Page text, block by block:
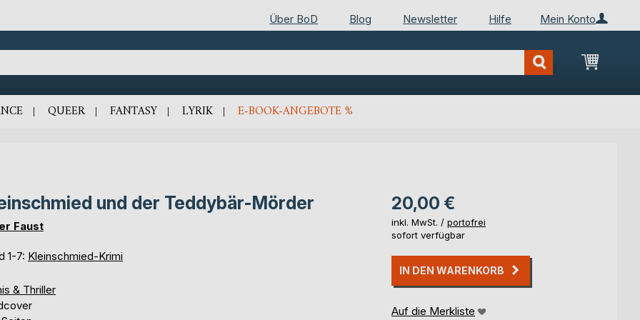
Mein Konto
Über BoD Blog Newsletter Hilfe
Mein
QUEER FANTASY LYRIK E-BOOK-ANGEBOTE %
und der Teddybär-Mörder
Faust
1-7: Kleinschmied-Krimi
& Thriller
20,00 €
inkl. MwSt. / portofrei
sofort verfügbar
IN DEN WARENKORB
Auf die Merkliste